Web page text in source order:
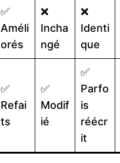
✅
Améli
orés
❌
Incha
ngé
❌
Identi
que
✅
Refai
ts
✅
Modif
ié
✅
Parfo
is
réécr
it